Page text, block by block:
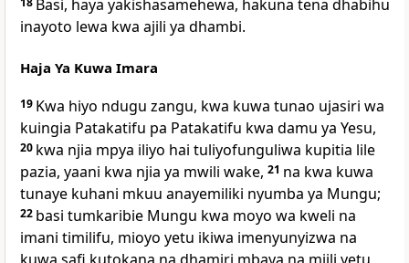
Basi, haya yakishasamehewa, hakuna tena dhabihu
inayoto lewa kwa ajili ya dhambi.
Haja Ya Kuwa Imara
19 Kwa hiyo ndugu zangu, kwa kuwa tunao ujasiri wa
kuingia Patakatifu pa Patakatifu kwa damu ya Yesu,
20 kwa njia mpya iliyo hai tuliyofunguliwa kupitia lile
pazia, yaani kwa njia ya mwili wake, 21 na kwa kuwa
tunaye kuhani mkuu anayemiliki nyumba ya Mungu;
22 basi tumkaribie Mungu kwa moyo wa kweli na
imani timilifu, mioyo yetu ikiwa imenyunyizwa na